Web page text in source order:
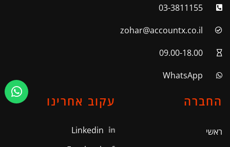
03-3811155
zohar@accountx.co.il
09.00-18.00
WhatsApp
החברה
ראשי
עקוב אחרינו
Linkedin